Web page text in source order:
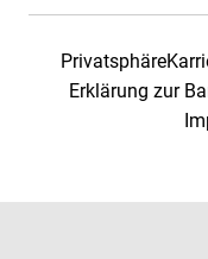
Privatsphäre
Erklärung zur